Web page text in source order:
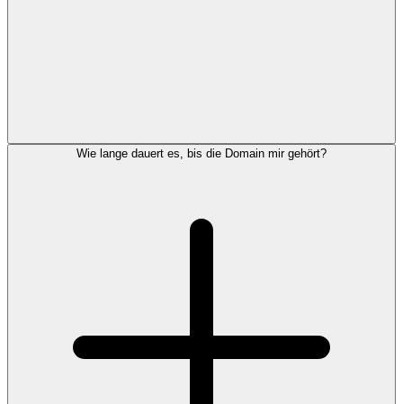
Wie lange dauert es, bis die Domain mir gehört?